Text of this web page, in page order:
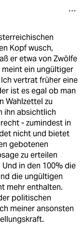
Kopf wusch,
er etwa von Zwölfe
ein ungültiger
vertrat früher eine
ist es egal ob man
Wahlzettel zu
ihn absichtlich
- zumindest in
nicht und bietet
gebotenen
zu erteilen
in den 100% die
die ungültigen
mehr enthalten.
politischen
meiner ansonsten